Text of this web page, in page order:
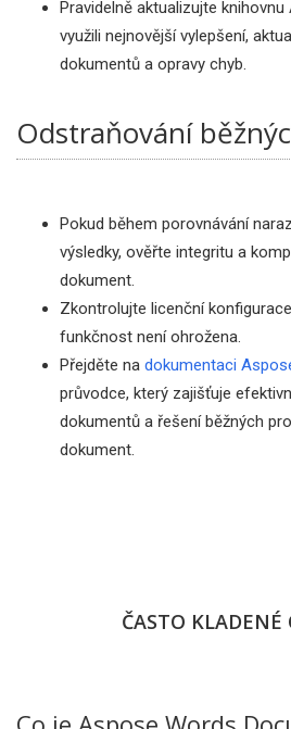
Pravidelně aktualizujte
využili nejnovější vylepšení,
dokumentů a opravy chyb.
Odstraňování
Pokud během porovnávání
výsledky, ověřte integritu a
dokument.
Zkontrolujte licenční
funkčnost není ohrožena.
Přejděte na dokumentaci
průvodce, který zajišťuje
dokumentů a řešení běžných
dokument.
ČASTO KLADENÉ